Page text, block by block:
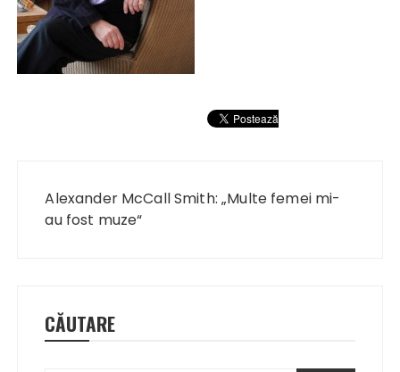
articole
Alexander McCall Smith: „Multe femei mi-
au fost muze“
CĂUTARE